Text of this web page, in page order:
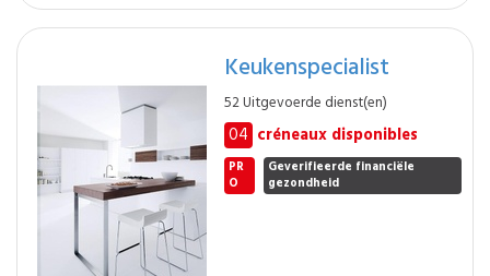
Keukenspecialist
52 Uitgevoerde dienst(en)
04 créneaux disponibles
PR
O
Geverifieerde financiële
gezondheid